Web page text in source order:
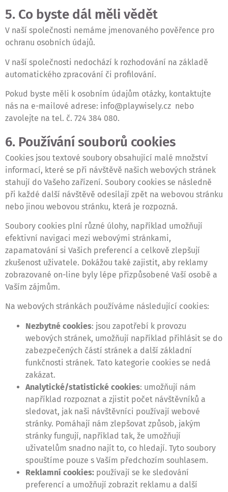
5. Co byste dál měli vědět
V naší společnosti nemáme jmenovaného pověřence pro
ochranu osobních údajů.
V naší společnosti nedochází k rozhodování na základě
automatického zpracování či profilování.
Pokud byste měli k osobním údajům otázky, kontaktujte
nás na e-mailové adrese: info@playwisely.cz nebo
zavolejte na tel. č. 724 384 080.
6. Používání souborů cookies
Cookies jsou textové soubory obsahující malé množství
informací, které se při návštěvě našich webových stránek
stahují do Vašeho zařízení. Soubory cookies se následně
při každé další návštěvě odesílají zpět na webovou stránku
nebo jinou webovou stránku, která je rozpozná.
Soubory cookies plní různé úlohy, například umožňují
efektivní navigaci mezi webovými stránkami,
zapamatování si Vašich preferencí a celkově zlepšují
zkušenost uživatele. Dokážou také zajistit, aby reklamy
zobrazované on-line byly lépe přizpůsobené Vaší osobě a
Vaším zájmům.
Na webových stránkách používáme následující cookies:
Nezbytné cookies: jsou zapotřebí k provozu
webových stránek, umožňují například přihlásit se do
zabezpečených částí stránek a další základní
funkčnosti stránek. Tato kategorie cookies se nedá
zakázat.
Analytické/statistické cookies: umožňují nám
například rozpoznat a zjistit počet návštěvníků a
sledovat, jak naši návštěvníci používají webové
stránky. Pomáhají nám zlepšovat způsob, jakým
stránky fungují, například tak, že umožňují
uživatelům snadno najít to, co hledají. Tyto soubory
spouštíme pouze s Vaším předchozím souhlasem.
Reklamní cookies: používají se ke sledování
preferencí a umožňují zobrazit reklamu a další